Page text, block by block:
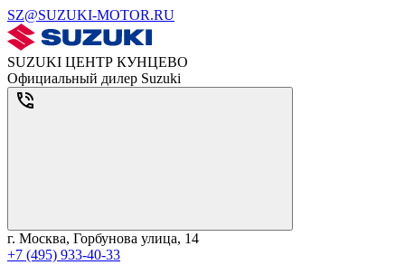
SZ@SUZUKI-MOTOR.RU
SUZUKI ЦЕНТР КУНЦЕВО
Официальный дилер Suzuki
г. Москва, Горбунова улица, 14
+7 (495) 933-40-33